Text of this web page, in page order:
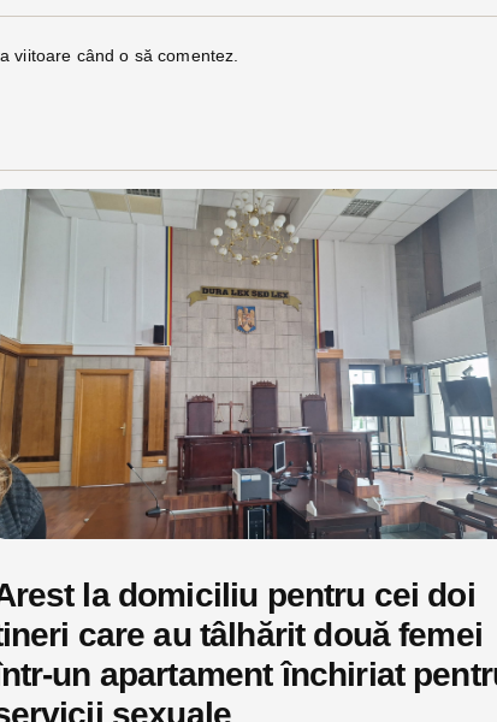
viitoare când o să comentez.
la domiciliu pentru cei doi
care au tâlhărit două femei
un apartament închiriat
sexuale